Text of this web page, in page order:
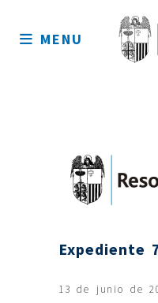
sitio
MENU
Expediente
13 de junio de